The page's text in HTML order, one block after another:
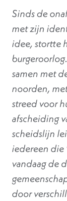
Sinds de
met zijn
idee, stortte
samen met
noorden,
streed voor
afscheiding
scheidslijn
iedereen die
vandaag de
door